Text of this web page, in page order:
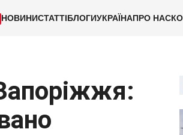
НОВИНИСТАТТІБЛОГИУКРАЇНАПРО НАС